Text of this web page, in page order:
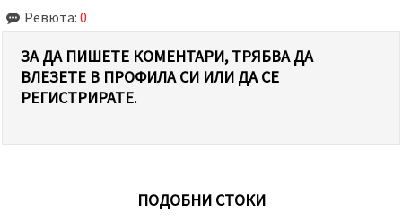
Ревюта: 0
ЗА ДА ПИШЕТЕ КОМЕНТАРИ, ТРЯБВА ДА
ВЛЕЗЕТЕ В ПРОФИЛА СИ ИЛИ ДА СЕ
РЕГИСТРИРАТЕ.
ПОДОБНИ СТОКИ